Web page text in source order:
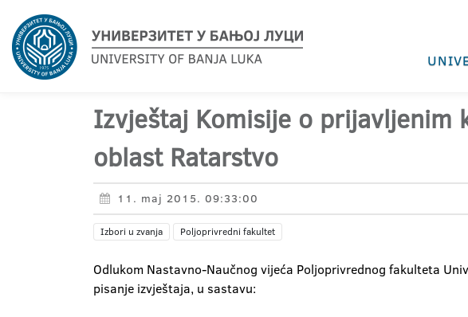
Izvještaj Komisije o prijavljenim
oblast Ratarstvo
11. maj 2015. 09:33:00
Izbori u zvanja Poljoprivredni fakultet
Odlukom Nastavno-Naučnog vijeća Poljoprivrednog fakulteta
pisanje izvještaja, u sastavu: